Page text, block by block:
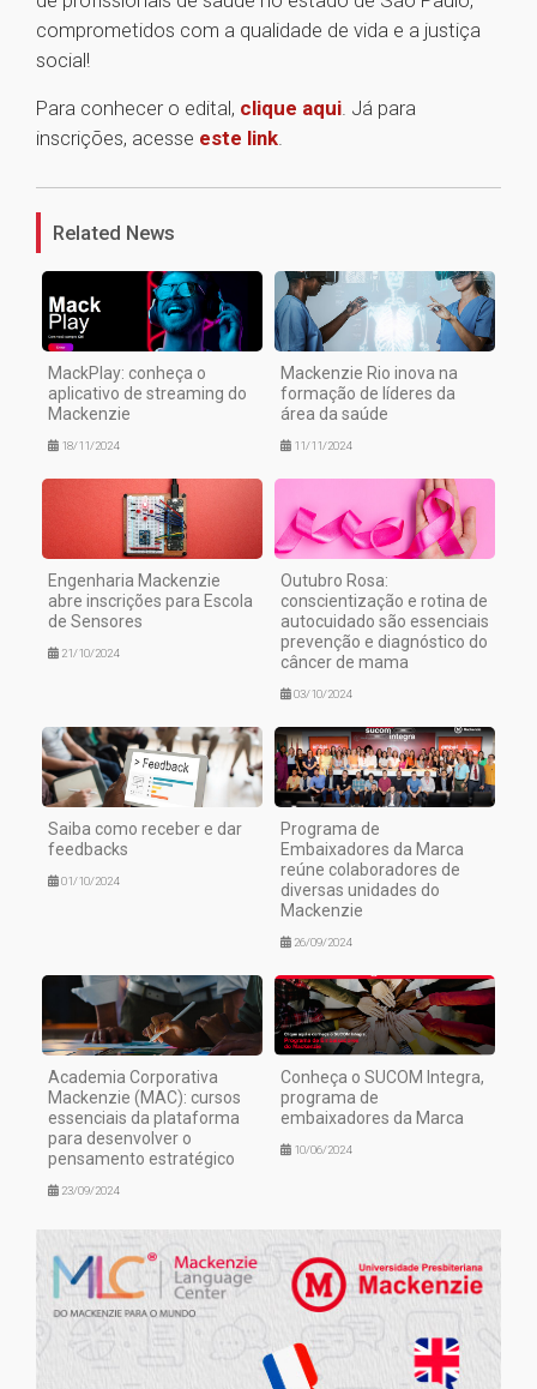
comprometidos com a qualidade de vida e a justiça
social!
Para conhecer o edital, clique aqui. Já para
inscrições, acesse este link.
1
Related News
MackPlay: conheça o
aplicativo de streaming do
Mackenzie
18/11/2024
Mackenzie Rio inova na
formação de líderes da
área da saúde
11/11/2024
Engenharia Mackenzie
abre inscrições para Escola
de Sensores
21/10/2024
Outubro Rosa:
conscientização e rotina de
autocuidado são essenciais
prevenção e diagnóstico do
câncer de mama
03/10/2024
Saiba como receber e dar
feedbacks
01/10/2024
Programa de
Embaixadores da Marca
reúne colaboradores de
diversas unidades do
Mackenzie
26/09/2024
Academia Corporativa
Mackenzie (MAC): cursos
essenciais da plataforma
para desenvolver o
pensamento estratégico
23/09/2024
Conheça o SUCOM Integra,
programa de
embaixadores da Marca
10/06/2024